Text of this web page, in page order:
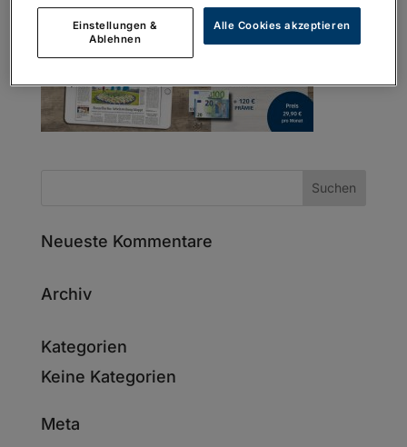
Neueste Kommentare
Archiv
Kategorien
Keine Kategorien
Meta
Einstellungen &
Ablehnen
Alle Cookies akzeptieren